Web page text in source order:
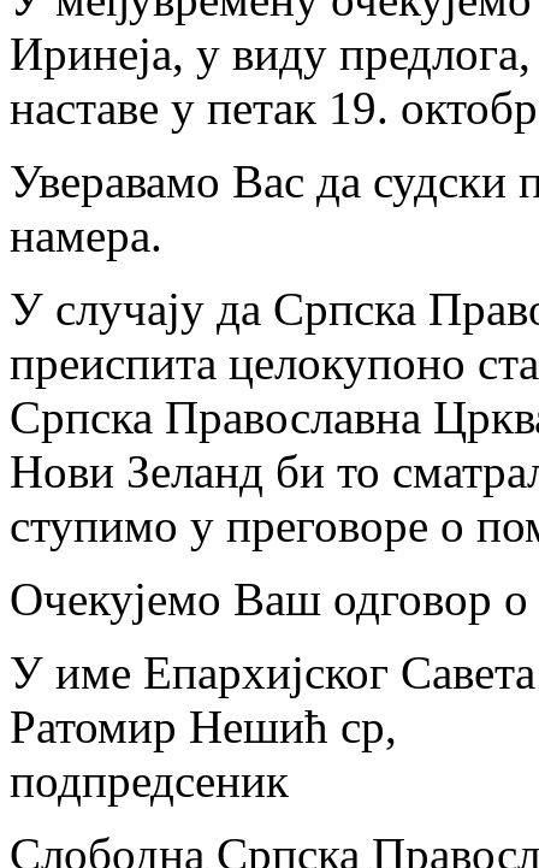
Иринеја, у виду
наставе у петак 19.
Уверавамо Вас да
намера.
У случају да Српска
преиспита целокупоно
Српска Православна
Нови Зеланд би то
ступимо у преговоре о
Очекујемо Ваш одговор
У име Епархијског Савета
Ратомир Нешић ср,
подпредсеник
Слободна Српска